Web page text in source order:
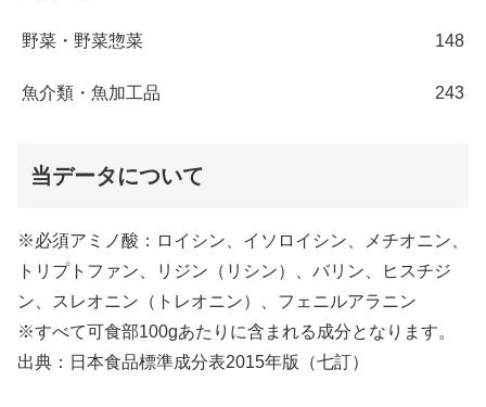
野菜・野菜惣菜 148
魚介類・魚加工品 243
当データについて
※必須アミノ酸：ロイシン、イソロイシン、メチオニン、
トリプトファン、リジン（リシン）、バリン、ヒスチジ
ン、スレオニン（トレオニン）、フェニルアラニン
※すべて可食部100gあたりに含まれる成分となります。
出典：日本食品標準成分表2015年版（七訂）